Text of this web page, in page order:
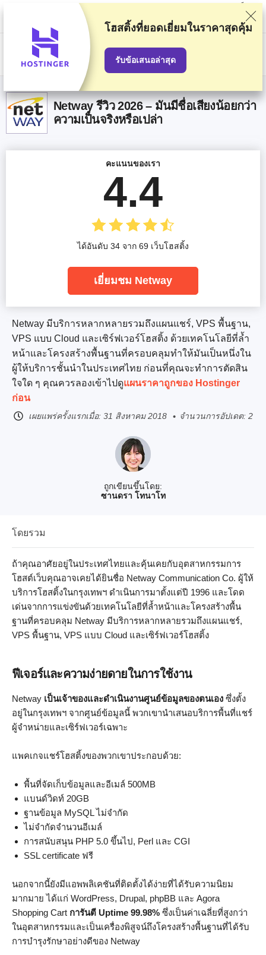
พวกเราจัดอันดับผู้ให้บริการตามการทดสอบและค้นคว้าอย่างเข้มงวด แต่ก็จะมี
การคำนึงถึงความคิดเห็นของคุณและข้อตกลงเชิงพาณิชย์ของเรากับผู้ให้
บริการด้วย หน้านี้มีลิงก์ affiliateการเปิดเผยข้อมูลการโฆษณา
Netway รีวิว 2026 – มันมีชื่อเสียงน้อยกว่า
ความเป็นจริงหรือเปล่า
ถูกเขียนขึ้นโดย:
ซานดรา โทนาโท
Netway มีบริการหลากหลายรวมถึงแผนแชร์, VPS พื้นฐาน,
VPS แบบ Cloud และเซิร์ฟเวอร์โฮสติ้ง ด้วยเทคโนโลยีที่ล้ำ
หน้าและโครงสร้างพื้นฐานที่ครอบคลุมทำให้มันเป็นหนึ่งใน
ผู้ให้บริการชั้นนำในประเทศไทย ก่อนที่คุณจะทำการตัดสิน
ใจใด ๆ คุณควรลองเข้าไปดูแผนราคาถูกของ Hostinger
ก่อน
เผยแพร่ครั้งแรกเมื่อ: 31 สิงหาคม 2018 จำนวนการอัปเดต: 2
คะแนนของเรา
4.4
ได้อันดับ 34 จาก 69 เว็บโฮสติ้ง
เยี่ยมชม Netway
โดยรวม
ถ้าคุณอาศัยอยู่ในประเทศไทยและคุ้นเคยกับอุตสาหกรรมการ
โฮสต์เว็บคุณอาจเคยได้ยินชื่อ Netway Communication Co. ผู้ให้
บริการโฮสติ้งในกรุงเทพฯ ดำเนินการมาตั้งแต่ปี 1996 และโดด
เด่นจากการแข่งขันด้วยเทคโนโลยีที่ล้ำหน้าและโครงสร้างพื้น
ฐานที่ครอบคลุม Netway มีบริการหลากหลายรวมถึงแผนแชร์,
VPS พื้นฐาน, VPS แบบ Cloud และเซิร์ฟเวอร์โฮสติ้ง
ฟีเจอร์และความง่ายดายในการใช้งาน
Netway เป็นเจ้าของและดำเนินงานศูนย์ข้อมูลของตนเอง ซึ่งตั้ง
อยู่ในกรุงเทพฯ จากศูนย์ข้อมูลนี้ พวกเขานำเสนอบริการพื้นที่แชร์
ผู้จำหน่ายและเซิร์ฟเวอร์เฉพาะ
แพคเกจแชร์โฮสติ้งของพวกเขาประกอบด้วย:
พื้นที่จัดเก็บข้อมูลและอีเมล์ 500MB
แบนด์วิดท์ 20GB
ฐานข้อมูล MySQL ไม่จำกัด
ไม่จำกัดจำนวนอีเมล์
การสนับสนุน PHP 5.0 ขึ้นไป, Perl และ CGI
SSL certificate ฟรี
นอกจากนี้ยังมีแอพพลิเคชันที่ติดตั้งได้ง่ายที่ได้รับความนิยม
มากมาย ได้แก่ WordPress, Drupal, phpBB และ Agora
Shopping Cart การันตี Uptime 99.98% ซึ่งเป็นค่าเฉลี่ยที่สูงกว่า
ในอุตสาหกรรมและเป็นเครื่องพิสูจน์ถึงโครงสร้างพื้นฐานที่ได้รับ
การบำรุงรักษาอย่างดีของ Netway
โฮสติ้งที่ยอดเยี่ยมในราคาสุดคุ้ม
รับข้อเสนอล่าสุด